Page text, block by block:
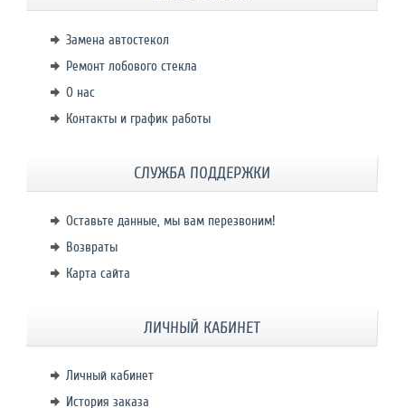
Замена автостекол
Ремонт лобового стекла
О нас
Контакты и график работы
СЛУЖБА ПОДДЕРЖКИ
Оставьте данные, мы вам перезвоним!
Возвраты
Карта сайта
ЛИЧНЫЙ КАБИНЕТ
Личный кабинет
История заказа